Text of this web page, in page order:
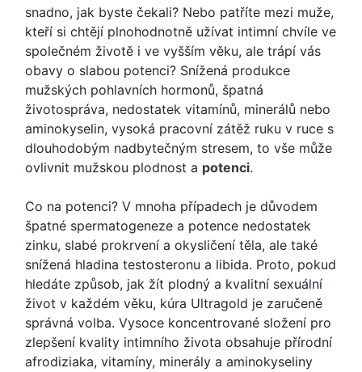
snadno, jak byste čekali? Nebo patříte mezi muže,
kteří si chtějí plnohodnotně užívat intimní chvíle ve
společném životě i ve vyšším věku, ale trápí vás
obavy o slabou potenci? Snížená produkce
mužských pohlavních hormonů, špatná
životospráva, nedostatek vitamínů, minerálů nebo
aminokyselin, vysoká pracovní zátěž ruku v ruce s
dlouhodobým nadbytečným stresem, to vše může
ovlivnit mužskou plodnost a potenci.
Co na potenci? V mnoha případech je důvodem
špatné spermatogeneze a potence nedostatek
zinku, slabé prokrvení a okysličení těla, ale také
snížená hladina testosteronu a libida. Proto, pokud
hledáte způsob, jak žít plodný a kvalitní sexuální
život v každém věku, kúra Ultragold je zaručeně
správná volba. Vysoce koncentrované složení pro
zlepšení kvality intimního života obsahuje přírodní
afrodiziaka, vitamíny, minerály a aminokyseliny